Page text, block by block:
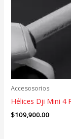
Accesosorios
Hélices Dji Mini 4
$109,900.00